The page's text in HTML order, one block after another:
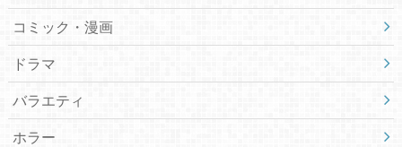
コミック・漫画
ドラマ
バラエティ
ホラー